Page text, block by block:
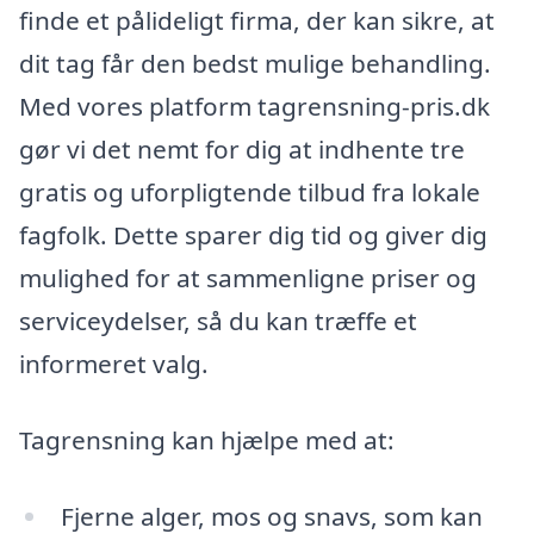
finde et pålideligt firma, der kan sikre, at
dit tag får den bedst mulige behandling.
Med vores platform tagrensning-pris.dk
gør vi det nemt for dig at indhente tre
gratis og uforpligtende tilbud fra lokale
fagfolk. Dette sparer dig tid og giver dig
mulighed for at sammenligne priser og
serviceydelser, så du kan træffe et
informeret valg.
Tagrensning kan hjælpe med at:
Fjerne alger, mos og snavs, som kan